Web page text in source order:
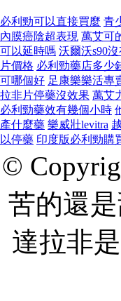
必利勁可以直接買麼 青
內膜癌陰超表現 萬艾可
可以延時嗎 沃爾沃s90
片價格 必利勁藥店多少
可哪個好 足康樂樂活專
拉非片停藥沒效果 萬艾
必利勁藥效有幾個小時
產什麼藥 樂威壯levitra
以停藥 印度版必利勁購
©
苦的還
達拉非